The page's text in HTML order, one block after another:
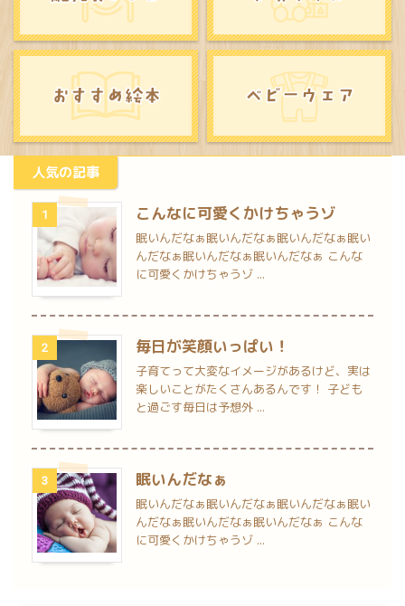
人気の記事
1 こんなに可愛くかけちゃうゾ
眠いんだなぁ眠いんだなぁ眠いんだなぁ眠い
んだなぁ眠いんだなぁ眠いんだなぁ こんな
に可愛くかけちゃうゾ ...
2 毎日が笑顔いっぱい！
子育てって大変なイメージがあるけど、実は
楽しいことがたくさんあるんです！ 子ども
と過ごす毎日は予想外 ...
3 眠いんだなぁ
眠いんだなぁ眠いんだなぁ眠いんだなぁ眠い
んだなぁ眠いんだなぁ眠いんだなぁ こんな
に可愛くかけちゃうゾ ...